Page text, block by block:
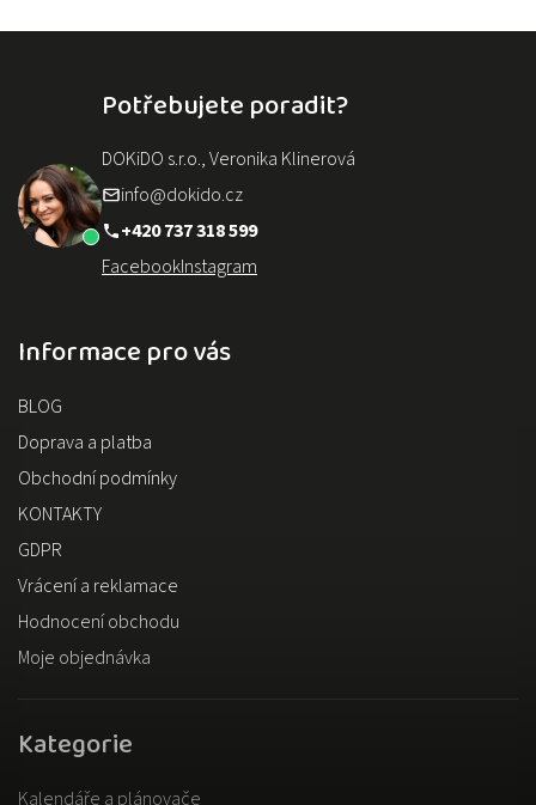
Kategorie
Kalendáře a plánovače
Informace pro vás
BLOG
Doprava a platba
Obchodní podmínky
KONTAKTY
GDPR
Vrácení a reklamace
Hodnocení obchodu
Moje objednávka
Potřebujete poradit?
DOKiDO s.r.o., Veronika Klinerová
info@dokido.cz
+420 737 318 599
FacebookInstagram